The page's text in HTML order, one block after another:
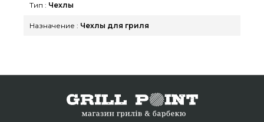
каталоге Гриль Поинт. Позвоните прямо сейчас
нашим менеджерам по номеру (098) 333-26-55 и
Тип : Чехлы
Назначение : Чехлы для гриля